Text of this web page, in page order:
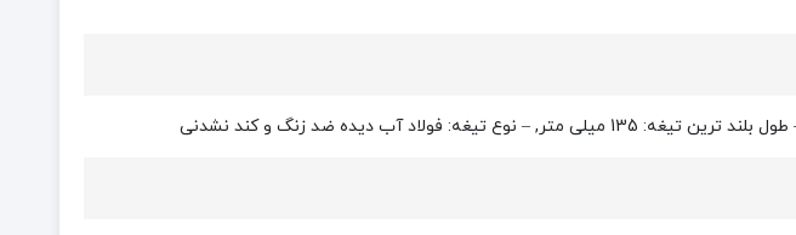
آب دیده ضد زنگ و کند نشدنی